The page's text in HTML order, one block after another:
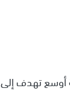
أوسع تهدف إلى